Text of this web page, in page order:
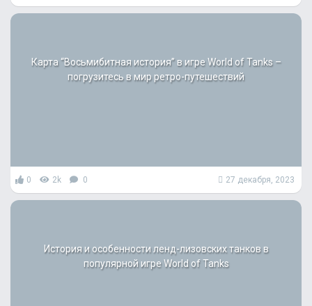
Карта “Восьмибитная история” в игре World of Tanks –
погрузитесь в мир ретро-путешествий
0 2k 0 27 декабря, 2023
История и особенности ленд-лизовских танков в
популярной игре World of Tanks